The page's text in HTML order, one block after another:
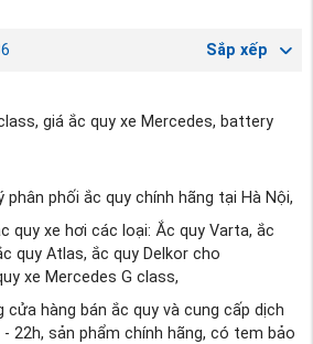
Sắp xếp
giá ắc quy xe Mercedes, battery
phân phối ắc quy chính hãng tại Hà Nội,
quy xe hơi các loại: Ắc quy Varta, ắc
quy Atlas, ắc quy Delkor cho
xe Mercedes G class,
hàng bán ắc quy và cung cấp dịch
22h, sản phẩm chính hãng, có tem bảo